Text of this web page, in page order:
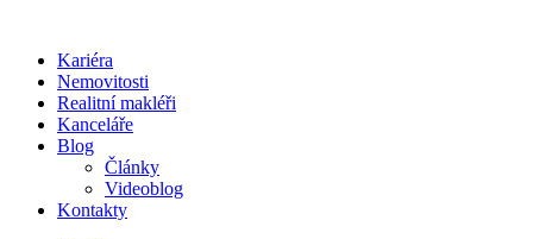
obsahuKariéra
Nemovitosti
Realitní makléři
Kanceláře
Blog
Články
Videoblog
Kontakty